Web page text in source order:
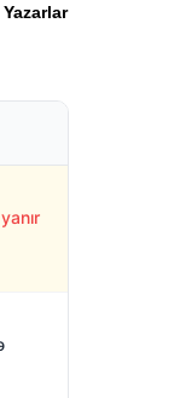
Yazarlar